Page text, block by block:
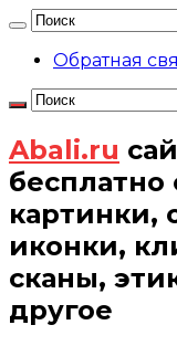
Обратная
Abali.ru
бесплатно
картинки,
иконки,
сканы,
другое